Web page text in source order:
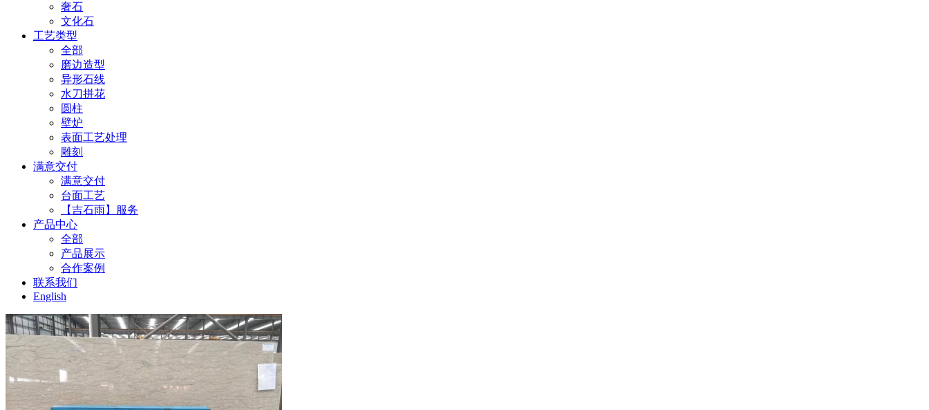
奢石
文化石
工艺类型
全部
磨边造型
异形石线
水刀拼花
圆柱
壁炉
表面工艺处理
雕刻
满意交付
满意交付
台面工艺
【吉石雨】服务
产品中心
全部
产品展示
合作案例
联系我们
English